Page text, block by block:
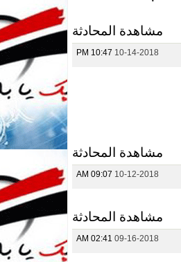
مشاهدة المحادثة
10-14-2018
10:47 PM
مشاهدة المحادثة
10-12-2018
09:07 AM
مشاهدة المحادثة
09-16-2018
02:41 AM